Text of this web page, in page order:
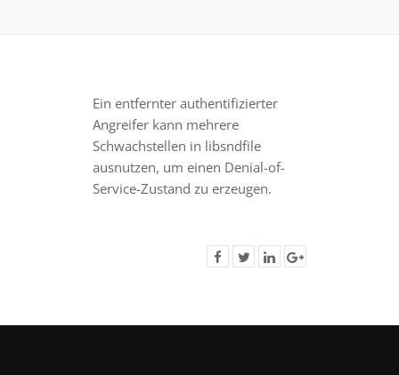
Ein entfernter authentifizierter
Angreifer kann mehrere
Schwachstellen in libsndfile
ausnutzen, um einen Denial-of-
Service-Zustand zu erzeugen.